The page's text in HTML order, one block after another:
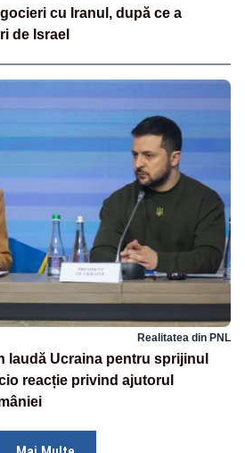
cu Iranul, după ce a
de Israel
Realitatea din PNL
laudă Ucraina pentru sprijinul
reacție privind ajutorul